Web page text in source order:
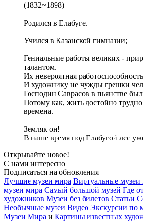
(1832~1898)
Родился в Елабуге.
Учился в Казанской гимназии;
Гениальные работы великих -
талантом.
Их невероятная
И художнику не чужды грешки
Господин Саврасов в пьянстве
Потому как, жить достойно
времена.
Земляк он!
В наше время под Елабугой лес
Открывайте новое!
С нами интересно
Подписаться на обновления
Лучшие музеи мира Виртуальные музеи
музеи мира Самый большой музей Где
художников Музеи без билетов Статьи
Необычные музеи Видео Экскурсии по
Музеи Мира и Картины известных